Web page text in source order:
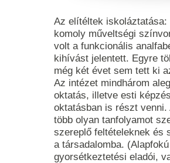
Az elítéltek
komoly műveltségi
volt a funkcionális
kihívást jelentett. Egyre
még két évet sem tett ki
Az intézet mindhárom
oktatás, illetve esti
oktatásban is részt
több olyan tanfolyamot
szereplő feltételeknek és
a társadalomba.
gyorsétkeztetési eladói,